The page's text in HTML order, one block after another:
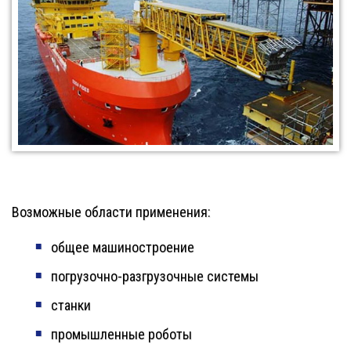
Возможные области применения:
общее машиностроение
погрузочно-разгрузочные системы
станки
промышленные роботы